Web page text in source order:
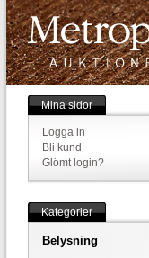
Mina sidor
Logga in
Bli kund
Glömt login?
Kategorier
Belysning